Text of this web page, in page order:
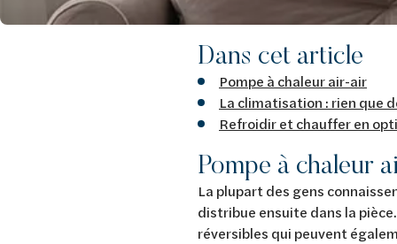
Dans cet article
Pompe à chaleur air-air
La climatisation : rien que
Refroidir et chauffer en
Pompe à chaleur
La plupart des gens
distribue ensuite dans la
réversibles qui peuvent